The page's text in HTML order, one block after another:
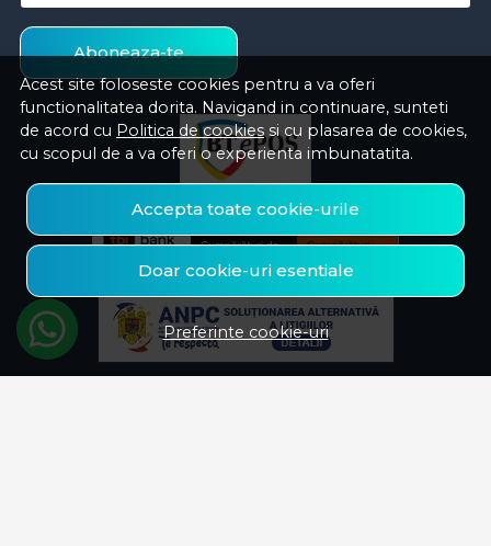
Acest site foloseste cookies pentru a va oferi
functionalitatea dorita. Navigand in continuare, sunteti
de acord cu Politica de cookies si cu plasarea de cookies,
cu scopul de a va oferi o experienta imbunatatita.
Accepta toate cookie-urile
Doar cookie-uri esentiale
Preferinte cookie-uri
Aboneaza-te